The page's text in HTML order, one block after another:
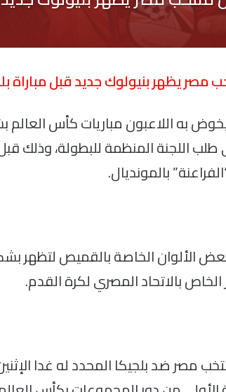
يظهر بنيولوك جديد قبل مباراة
به اللاعبون مباريات كأس العالم
طلب اللجنة المنظمة للبطولة، وذلك
بالمونديال.
بعض الألوان الخاصة بالقميص لتظهر
بالاتحاد المصري لكرة القدم.